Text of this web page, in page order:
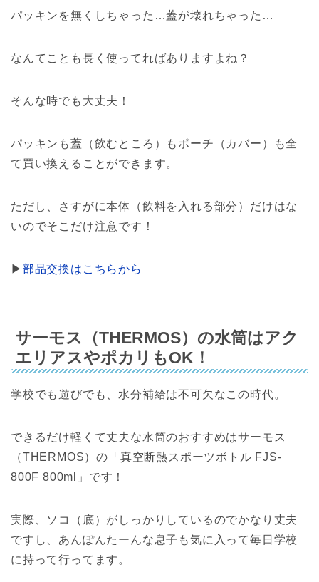
パッキンを無くしちゃった…蓋が壊れちゃった…
なんてことも長く使ってればありますよね？
そんな時でも大丈夫！
パッキンも蓋（飲むところ）もポーチ（カバー）も全
て買い換えることができます。
ただし、さすがに本体（飲料を入れる部分）だけはな
いのでそこだけ注意です！
▶︎ 部品交換はこちらから
サーモス（THERMOS）の水筒はアク
エリアスやポカリもOK！
学校でも遊びでも、水分補給は不可欠なこの時代。
できるだけ軽くて丈夫な水筒のおすすめはサーモス
（THERMOS）の「真空断熱スポーツボトル FJS-
800F 800ml」です！
実際、ソコ（底）がしっかりしているのでかなり丈夫
ですし、あんぽんたーんな息子も気に入って毎日学校
に持って行ってます。